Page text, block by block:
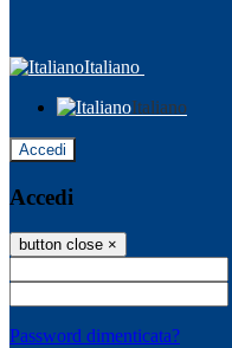
Italiano
Italiano
Accedi
Accedi
button close ×
Password dimenticata?